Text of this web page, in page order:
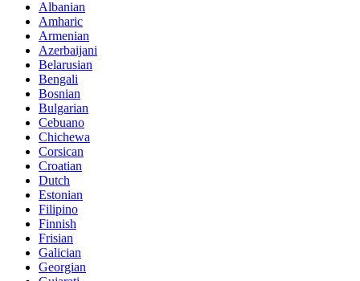
Albanian
Amharic
Armenian
Azerbaijani
Belarusian
Bengali
Bosnian
Bulgarian
Cebuano
Chichewa
Corsican
Croatian
Dutch
Estonian
Filipino
Finnish
Frisian
Galician
Georgian